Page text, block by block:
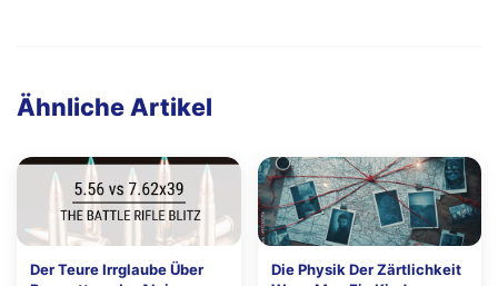
Ähnliche Artikel
Der Teure Irrglaube Über
Die Physik Der Zärtlichkeit